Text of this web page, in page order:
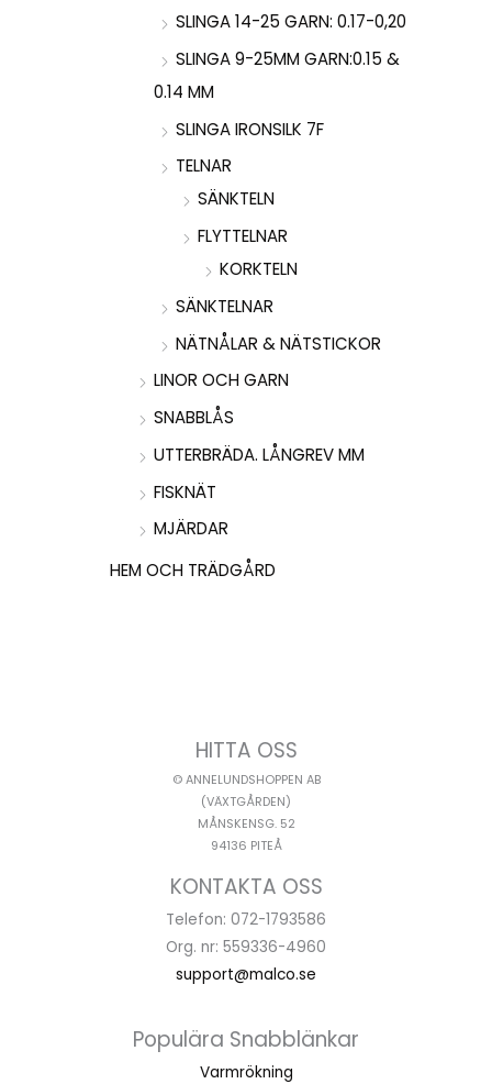
SLINGA 14-25 GARN: 0.17-0,20
SLINGA 9-25MM GARN:0.15 &
0.14 MM
SLINGA IRONSILK 7F
TELNAR
SÄNKTELN
FLYTTELNAR
KORKTELN
SÄNKTELNAR
NÄTNÅLAR & NÄTSTICKOR
LINOR OCH GARN
SNABBLÅS
UTTERBRÄDA. LÅNGREV MM
FISKNÄT
MJÄRDAR
HEM OCH TRÄDGÅRD
HITTA OSS
© ANNELUNDSHOPPEN AB
(VÄXTGÅRDEN)
MÅNSKENSG. 52
94136 PITEÅ
KONTAKTA OSS
Telefon: 072-1793586
Org. nr: 559336-4960
support@malco.se
Populära Snabblänkar
Varmrökning